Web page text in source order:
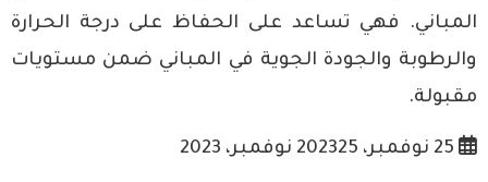
المباني. فهي تساعد على الحفاظ على درجة الحرارة
والرطوبة والجودة الجوية في المباني ضمن مستويات
مقبولة.
25 نوفمبر، 2023 25 نوفمبر، 2023